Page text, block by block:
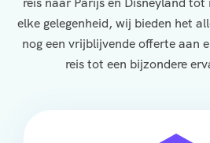
elke gelegenheid, wij bieden het
nog een vrijblijvende offerte aan
reis tot een bijzondere